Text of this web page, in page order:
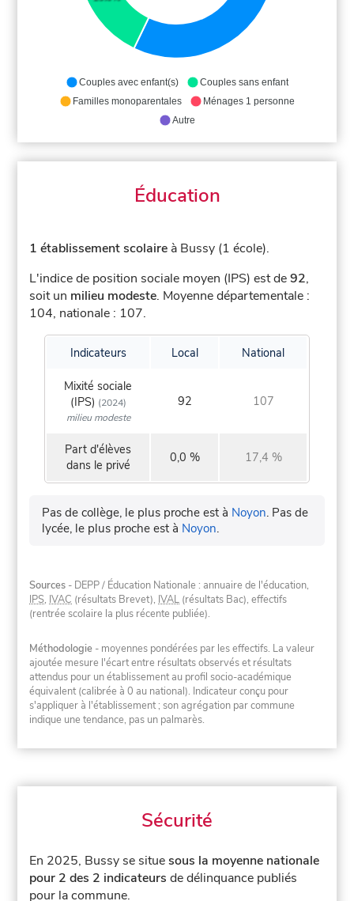
Couples avec enfant(s)
Couples sans enfant
Familles monoparentales
Ménages 1 personne
Autre
Éducation
1 établissement scolaire à Bussy (1 école).
L'indice de position sociale moyen (IPS) est de92,
soit un milieu modeste. Moyenne départementale :
104, nationale : 107.
Indicateurs Local National
Mixité sociale
(IPS) (2024)
milieu modeste
92 107
Part d'élèves
dans le privé
0,0 % 17,4 %
Pas de collège, le plus proche est à Noyon. Pas de
lycée, le plus proche est à Noyon.
Sources - DEPP / Éducation Nationale : annuaire de l'éducation,
IPS, IVAC (résultats Brevet), IVAL (résultats Bac), effectifs
(rentrée scolaire la plus récente publiée).
Méthodologie - moyennes pondérées par les effectifs. La valeur
ajoutée mesure l'écart entre résultats observés et résultats
attendus pour un établissement au profil socio-académique
équivalent (calibrée à 0 au national). Indicateur conçu pour
s'appliquer à l'établissement ; son agrégation par commune
indique une tendance, pas un palmarès.
Sécurité
En 2025, Bussy se situesous la moyenne nationale
pour 2 des 2 indicateurs de délinquance publiés
pour la commune.